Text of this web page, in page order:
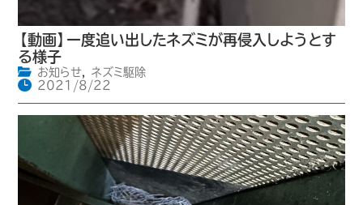
【動画】一度追い出したネズミが再侵入しようとす
る様子
お知らせ,
ネズミ駆除
2021/8/22